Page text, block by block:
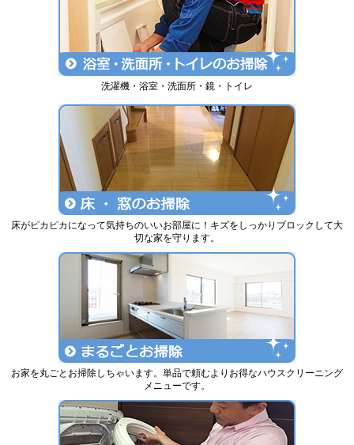
洗濯機・浴室・洗面所・鏡・トイレ
床がピカピカになって気持ちのいいお部屋に！キズをしっかりブロックして大
切な家を守ります。
お家を丸ごとお掃除しちゃいます。単品で頼むよりお得なハウスクリーニング
メニューです。